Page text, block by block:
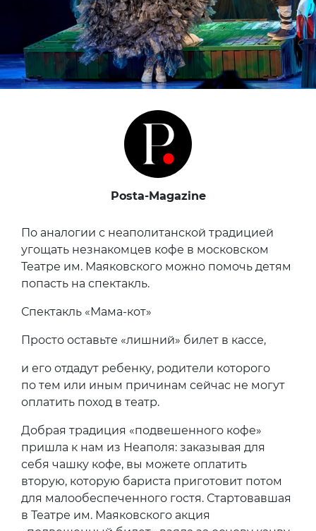
Posta-Magazine
По аналогии с неаполитанской традицией
угощать незнакомцев кофе в московском
Театре им. Маяковского можно помочь детям
попасть на спектакль.
Спектакль «Мама-кот»
Просто оставьте «лишний» билет в кассе,
и его отдадут ребенку, родители которого
по тем или иным причинам сейчас не могут
оплатить поход в театр.
Добрая традиция «подвешенного кофе»
пришла к нам из Неаполя: заказывая для
себя чашку кофе, вы можете оплатить
вторую, которую бариста приготовит потом
для малообеспеченного гостя. Стартовавшая
в Театре им. Маяковского акция